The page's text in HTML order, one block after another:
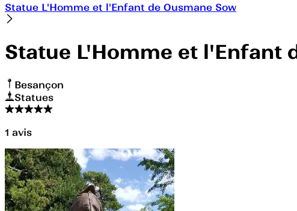
Statue L'Homme et l'Enfant de Ousmane Sow
Statue L'Homme et l'Enfant
Besançon
Statues
1 avis